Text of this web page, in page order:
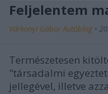
Feljelentem
Várkonyi Gábor Autóblog •
Természetesen
"társadalmi
jellegével, illetve